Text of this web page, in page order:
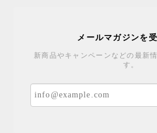
メールマガジンを
新商品やキャンペーンなどの最新
す。